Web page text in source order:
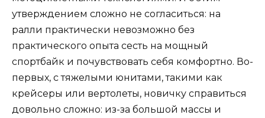
утверждением сложно не согласиться: на
ралли практически невозможно без
практического опыта сесть на мощный
спортбайк и почувствовать себя комфортно. Во-
первых, с тяжелыми юнитами, такими как
крейсеры или вертолеты, новичку справиться
довольно сложно: из-за большой массы и